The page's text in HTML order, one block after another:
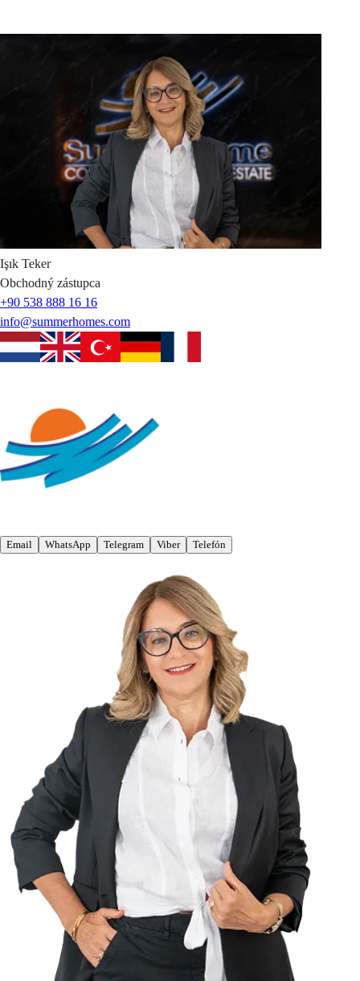
Işık Teker
Obchodný zástupca
+90 538 888 16 16
info@summerhomes.com
Email WhatsApp Telegram Viber Telefón